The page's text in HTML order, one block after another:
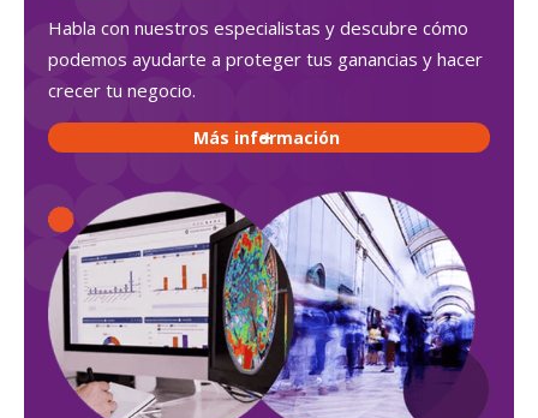
Habla con nuestros especialistas y descubre cómo
podemos ayudarte a proteger tus ganancias y hacer
crecer tu negocio.
Más información